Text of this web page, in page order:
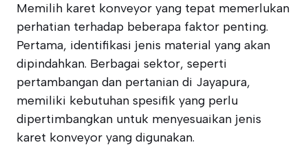
Memilih karet konveyor yang tepat memerlukan
perhatian terhadap beberapa faktor penting.
Pertama, identifikasi jenis material yang akan
dipindahkan. Berbagai sektor, seperti
pertambangan dan pertanian di Jayapura,
memiliki kebutuhan spesifik yang perlu
dipertimbangkan untuk menyesuaikan jenis
karet konveyor yang digunakan.